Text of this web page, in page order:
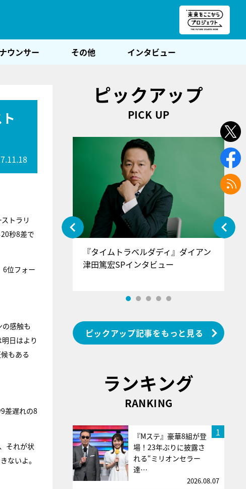
ウンサー その他 インタビュー
トラリ
秒8差で
6位フォー
感触も
日はより
もある
差遅れの8
それが状
ないよ。
ピックアップ
PICK UP
舞香SPインタ
『タイムトラベルダディ』ダイアン
津田篤宏SPインタビュー
ピックアップ記事をもっと見る
ランキング
RANKING
1
『Mステ』豪華8組が登
場！23年ぶりに披露さ
れる“ミリオンセラー
達…
2026.08.07